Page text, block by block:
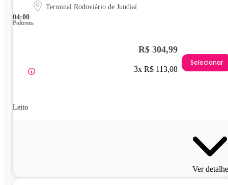
04:00
Terminal Rodoviário de Jundiaí
Poltrona
Leito
R$ 304,99
3x R$ 113,08
Selecionar
Ver